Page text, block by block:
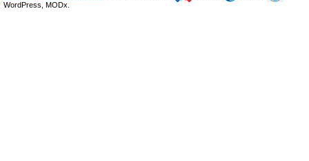
WordPress, MODx.